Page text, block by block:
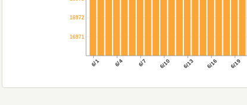
6/1 6/4 6/7 6/10 6/13 6/16 6/19
16971
16972